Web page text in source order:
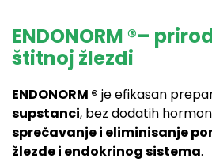
ENDONORM ®–
štitnoj žlezdi
ENDONORM ® je efikasan
supstanci, bez dodatih
sprečavanje i eliminisanje
žlezde i endokrinog sistema.